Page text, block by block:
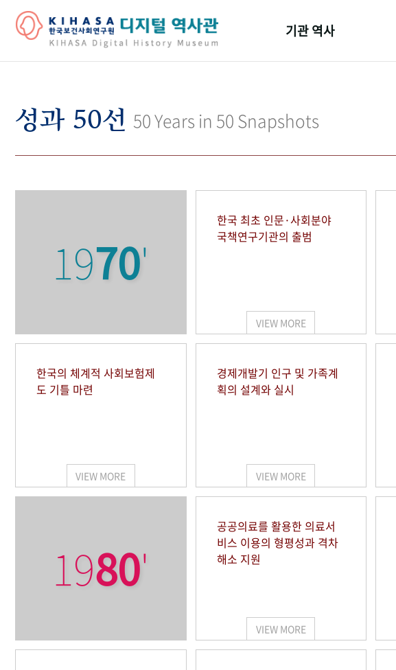
기관 역사
기관 변천사
성과 50선 50 Years in 50 Snapshots
1970'
한국 최초 인문·사회분야
국책연구기관의 출범
VIEW MORE
한국의 체계적 사회보험제
도 기틀 마련
VIEW MORE
경제개발기 인구 및 가족계
획의 설계와 실시
VIEW MORE
1980'
공공의료를 활용한 의료서
비스 이용의 형평성과 격차
해소 지원
VIEW MORE